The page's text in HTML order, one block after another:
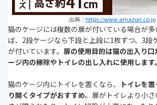
出典： https://www.amazon.co.jp
猫のケージには複数の扉が付いている場合が多
ば、2段ケージなら下段と上段に1枚ずつ、3段
が付いています。 扉の使用目的は猫の出入り
ージ内の掃除やトイレの出し入れに使用します。
猫のケージ内にトイレを置くなら、
トイレを
り開くタイプがおすすめ。扉がトイレより小